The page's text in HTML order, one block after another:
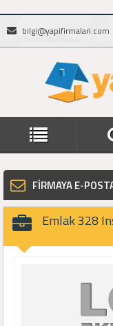
bilgi@yapifirmalari.com
FİRMAYA E-
Emlak 328